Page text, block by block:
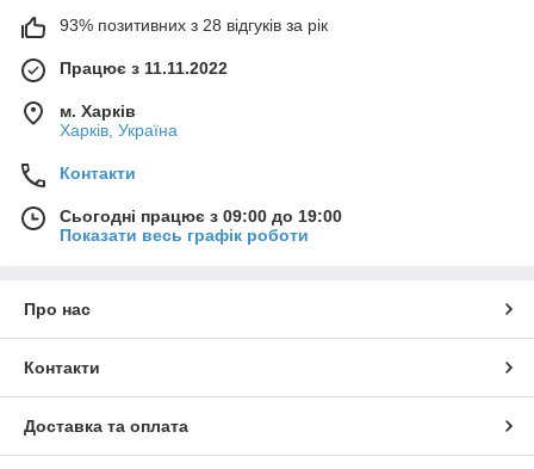
93% позитивних з 28 відгуків за рік
Працює з 11.11.2022
м. Харків
Харків, Україна
Контакти
Сьогодні працює з 09:00 до 19:00
Показати весь графік роботи
Про нас
Контакти
Доставка та оплата